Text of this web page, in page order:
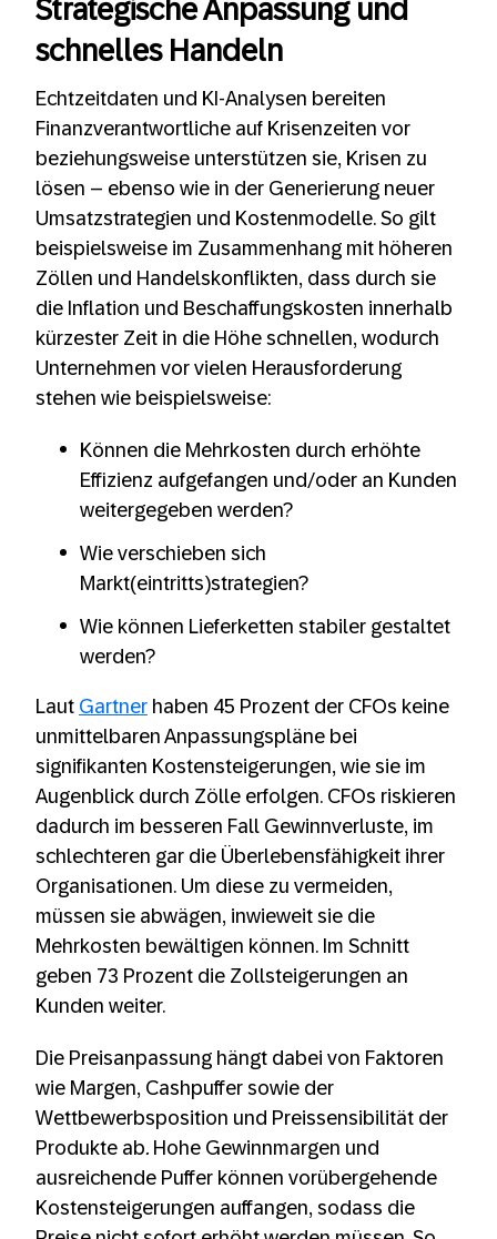
Strategische Anpassung und
schnelles Handeln
Echtzeitdaten und KI-Analysen bereiten
Finanzverantwortliche auf Krisenzeiten vor
beziehungsweise unterstützen sie, Krisen zu
lösen – ebenso wie in der Generierung neuer
Umsatzstrategien und Kostenmodelle. So gilt
beispielsweise im Zusammenhang mit höheren
Zöllen und Handelskonflikten, dass durch sie
die Inflation und Beschaffungskosten innerhalb
kürzester Zeit in die Höhe schnellen, wodurch
Unternehmen vor vielen Herausforderung
stehen wie beispielsweise:
Können die Mehrkosten durch erhöhte
Effizienz aufgefangen und/oder an Kunden
weitergegeben werden?
Wie verschieben sich
Markt(eintritts)strategien?
Wie können Lieferketten stabiler gestaltet
werden?
Laut Gartner haben 45 Prozent der CFOs keine
unmittelbaren Anpassungspläne bei
signifikanten Kostensteigerungen, wie sie im
Augenblick durch Zölle erfolgen. CFOs riskieren
dadurch im besseren Fall Gewinnverluste, im
schlechteren gar die Überlebensfähigkeit ihrer
Organisationen. Um diese zu vermeiden,
müssen sie abwägen, inwieweit sie die
Mehrkosten bewältigen können. Im Schnitt
geben 73 Prozent die Zollsteigerungen an
Kunden weiter.
Die Preisanpassung hängt dabei von Faktoren
wie Margen, Cashpuffer sowie der
Wettbewerbsposition und Preissensibilität der
Produkte ab. Hohe Gewinnmargen und
ausreichende Puffer können vorübergehende
Kostensteigerungen auffangen, sodass die